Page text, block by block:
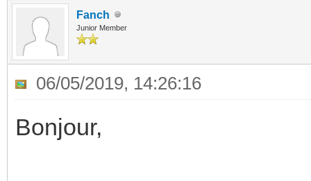
Fanch
Junior Member
06/05/2019, 14:26:16
Bonjour,